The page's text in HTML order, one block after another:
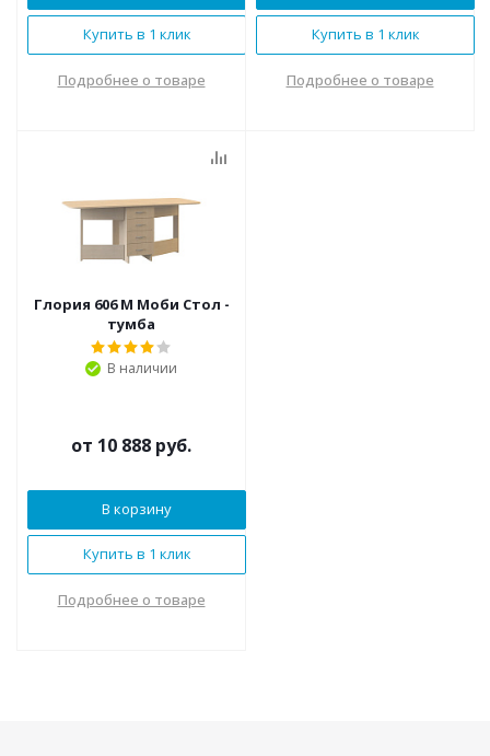
Купить в 1 клик
Подробнее о товаре
Купить в 1 клик
Подробнее о товаре
Глория 606 М Моби Стол -
тумба
В наличии
от 10 888 руб.
В корзину
Купить в 1 клик
Подробнее о товаре